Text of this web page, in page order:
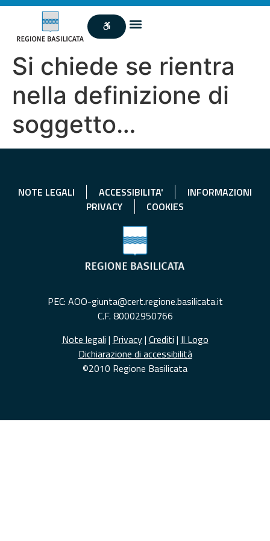
Si chiede se rientra
nella definizione di
soggetto…
NOTE LEGALI ACCESSIBILITA'
INFORMAZIONI
PRIVACY
COOKIES
PEC: AOO-giunta@cert.regione.basilicata.it
C.F. 80002950766
Note legali | Privacy| Crediti | Il Logo
Dichiarazione di accessibilità
©2010 Regione Basilicata